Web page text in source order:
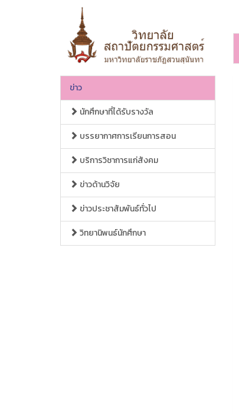
ข่าว
นักศึกษาที่ได้รับรางวัล
บรรยากาศการเรียนการสอน
บริการวิชาการแก่สังคม
ข่าวด้านวิจัย
ข่าวประชาสัมพันธ์ทั่วไป
วิทยานิพนธ์นักศึกษา